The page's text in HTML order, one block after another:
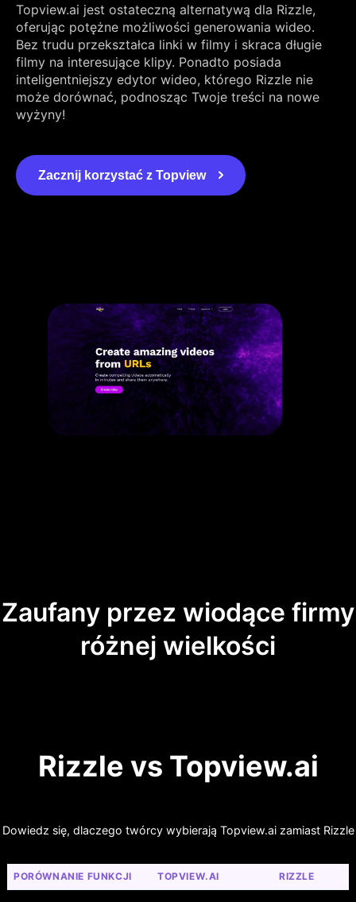
Topview.ai jest ostateczną alternatywą dla Rizzle,
oferując potężne możliwości generowania wideo.
Bez trudu przekształca linki w filmy i skraca długie
filmy na interesujące klipy. Ponadto posiada
inteligentniejszy edytor wideo, którego Rizzle nie
może dorównać, podnosząc Twoje treści na nowe
wyżyny!
Zacznij korzystać z Topview
Zaufany przez wiodące firmy
różnej wielkości
Rizzle vs Topview.ai
Dowiedz się, dlaczego twórcy wybierają Topview.ai zamiast Rizzle
PORÓWNANIE FUNKCJI TOPVIEW.AI RIZZLE